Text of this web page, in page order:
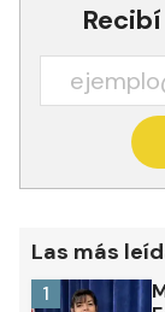
Las más
1